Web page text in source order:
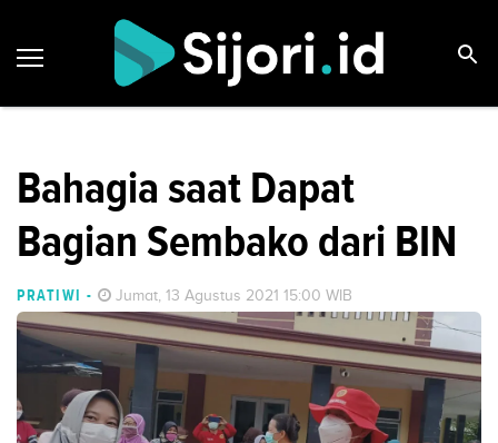
Bahagia saat Dapat
Bagian Sembako dari BIN
PRATIWI - Jumat, 13 Agustus 2021 15:00 WIB